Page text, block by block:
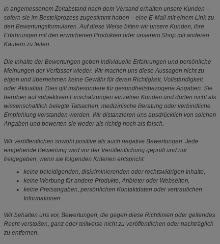
In angemessenem Zeitabstand nach dem Versand erhalten unsere Kunden –
sofern sie im Bestellprozess zugestimmt haben – eine E-Mail mit einem Link zu
den Bewertungsformularen. Auf diese Weise bitten wir unsere Kunden, ihre
Erfahrungen mit den erworbenen Produkten oder unserem Shop mit anderen
Käufern zu teilen.
Die Inhalte der Bewertungen geben individuelle Erfahrungen und persönliche
Meinungen der Verfasser wieder. Wir machen uns diese Aussagen nicht zu
eigen und übernehmen keine Gewähr für deren Richtigkeit, Vollständigkeit
oder Aktualität. Dies gilt insbesondere für gesundheitsbezogene Angaben: Sie
beruhen auf subjektiven Einschätzungen einzelner Kunden und dürfen nicht als
wissenschaftlich belegte Tatsachen, medizinische Beratung oder verbindliche
Empfehlung verstanden werden. Wir distanzieren uns ausdrücklich von solchen
Angaben und bewerten sie weder als richtig noch als falsch.
Wir veröffentlichen sowohl positive als auch negative Bewertungen. Jede
eingehende Bewertung wird vor der Veröffentlichung geprüft und nur
freigegeben, wenn sie folgenden Kriterien entspricht:
keine beleidigenden, diskriminierenden oder rechtswidrigen Inhalte,
keine Werbung für andere Produkte, Anbieter oder Webseiten,
keine Preisangaben, persönlichen Kontaktdaten oder vertraulichen
Informationen.
Wir behalten uns vor, Bewertungen, die gegen diese Richtlinien oder geltendes
Recht verstoßen, ganz oder teilweise nicht zu veröffentlichen oder nachträglich
zu entfernen.